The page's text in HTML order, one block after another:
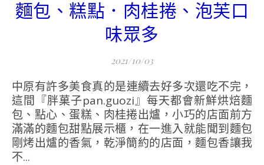
麵包、糕點．肉桂捲、泡芙口
味眾多
2021/10/03
中原有許多美食真的是連續去好多次還吃不完，
這間『胖菓子pan.guozi』每天都會新鮮烘焙麵
包、點心、蛋糕、肉桂捲出爐，小巧的店面前方
滿滿的麵包甜點展示櫃，在一進入就能聞到麵包
剛烤出爐的香氣，乾淨簡約的店面，麵包香讓我
不...